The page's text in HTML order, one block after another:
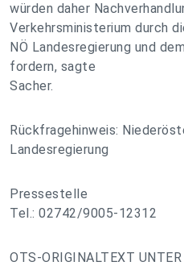
würden daher
Verkehrsministerium durch
NÖ Landesregierung und
fordern, sagte
Sacher.
Rückfragehinweis:
Landesregierung
Pressestelle
Tel.: 02742/9005-12312
OTS-ORIGINALTEXT